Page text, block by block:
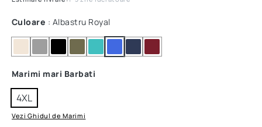
Culoare : Albastru Royal
Marimi mari Barbati
4XL
Vezi Ghidul de Marimi